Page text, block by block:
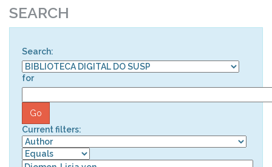
SEARCH
Search:
for
Current filters: